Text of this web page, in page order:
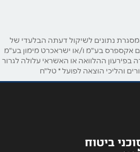
ל...
נתונים לשיקול דעתה הבלעדי של
אקספרס בע"מ ו/או ישראכרט מימון בע"מ
בפירעון ההלוואה או האשראי עלולה לגרור
והליכי הוצאה לפועל * טל"ח